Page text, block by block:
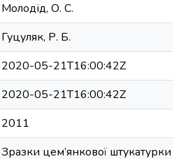
Молодід, О. С.
Гуцуляк, Р. Б.
2020-05-21T16:00:42Z
2020-05-21T16:00:42Z
2011
Зразки цем’янкової штукатурки